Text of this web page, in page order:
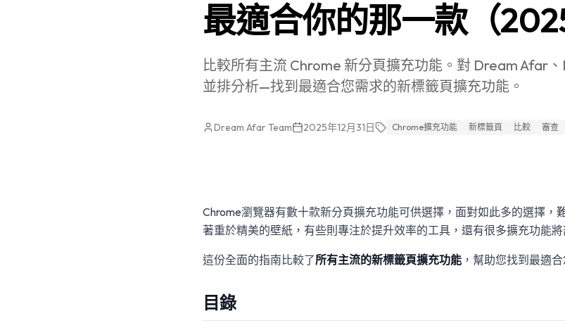
最適合你的那一款（
比較所有主流 Chrome 新分頁擴充功能。對 Dream Afar
並排分析—找到最適合您需求的新標籤頁擴充功能。
Dream Afar Team 2025年12月31日 Chrome擴充功能 新標籤頁 比較 審查
Chrome瀏覽器有數十款新分頁擴充功能可供選擇，面對如此多的選擇，
著重於精美的壁紙，有些則專注於提升效率的工具，還有很多擴充功能
這份全面的指南比較了所有主流的新標籤頁擴充功能 ，幫助您找到最適
目錄